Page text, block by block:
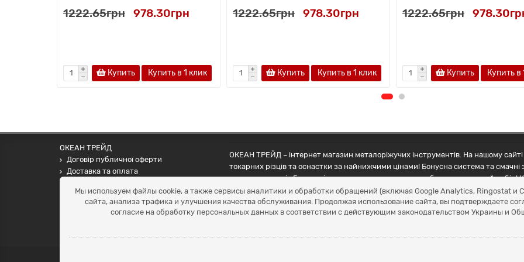
1222.65грн 978.30грн
Купить Купить в 1 клик
1222.65грн 978.30грн
Купить Купить в 1 клик
1222.65грн
Купить Купить в
ОКЕАН ТРЕЙД
Договір публичної оферти
Доставка та оплата
Умови повернення
+38 (099) 452-20-02
ОКЕАН ТРЕЙД – інтернет магазин металоріжучих інструментів. На нашому
токарних різців та оснастки за найнижчими цінами! Бонусна система та
наших партнерів Грамотні менеджери допоможуть зробити правильний вибір!
Мы используем файлы cookie, а также сервисы аналитики и обработки обращений (включая Google Analytics, Ringostat и
сайта, анализа трафика и улучшения качества обслуживания. Продолжая использование сайта, вы подтверждаете
согласие на обработку персональных данных в соответствии с действующим законодательством Украины и